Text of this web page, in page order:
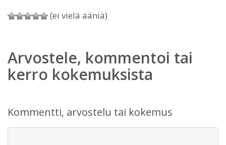
(ei vielä ääniä)
Arvostele, kommentoi tai
kerro kokemuksista
Kommentti, arvostelu tai kokemus